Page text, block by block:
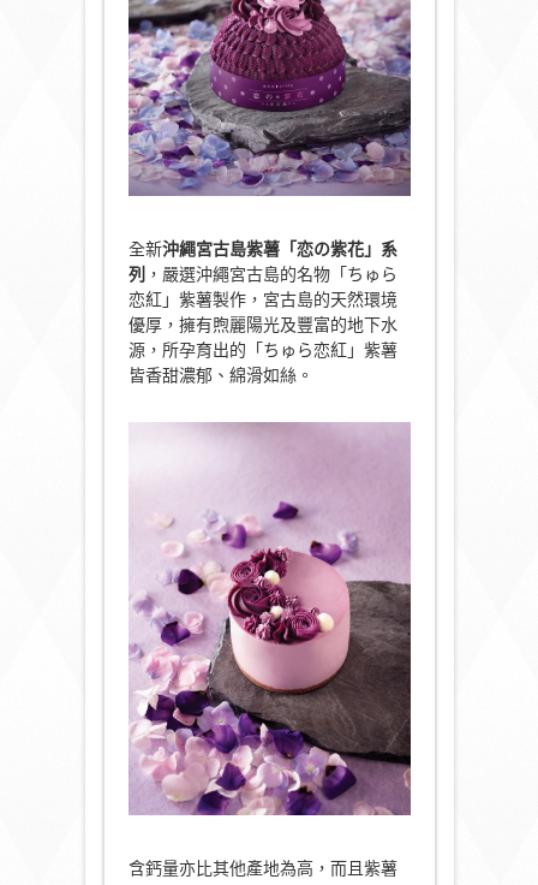
全新沖繩宮古島紫薯「恋の紫花」系
列 ，嚴選沖繩宮古島的名物「ちゅら
恋紅」紫薯製作，宮古島的天然環境
優厚，擁有煦麗陽光及豐富的地下水
源，所孕育出的「ちゅら恋紅」紫薯
皆香甜濃郁、綿滑如絲。
含鈣量亦比其他產地為高，而且紫薯